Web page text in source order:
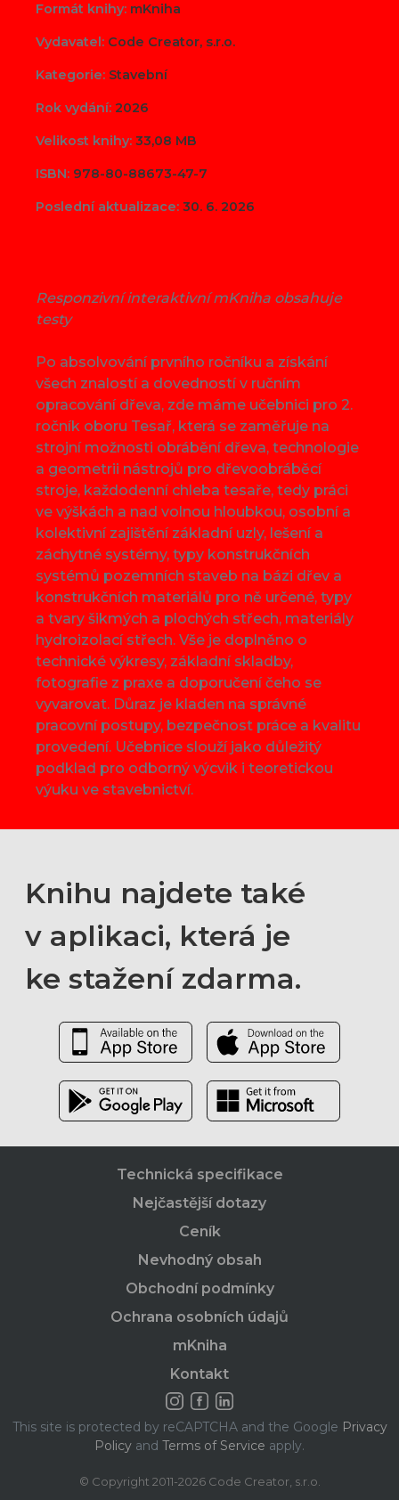
Formát knihy: mKniha
Vydavatel: Code Creator, s.r.o.
Kategorie: Stavební
Rok vydání: 2026
Velikost knihy: 33,08 MB
ISBN: 978-80-88673-47-7
Poslední aktualizace: 30. 6. 2026
Responzivní interaktivní mKniha obsahuje
testy
Po absolvování prvního ročníku a získání
všech znalostí a dovedností v ručním
opracování dřeva, zde máme učebnici pro 2.
ročník oboru Tesař, která se zaměřuje na
strojní možnosti obrábění dřeva, technologie
a geometrii nástrojů pro dřevoobráběcí
stroje, každodenní chleba tesaře, tedy práci
ve výškách a nad volnou hloubkou, osobní a
kolektivní zajištění základní uzly, lešení a
záchytné systémy, typy konstrukčních
systémů pozemních staveb na bázi dřev a
konstrukčních materiálů pro ně určené, typy
a tvary šikmých a plochých střech, materiály
hydroizolací střech. Vše je doplněno o
technické výkresy, základní skladby,
fotografie z praxe a doporučení čeho se
vyvarovat. Důraz je kladen na správné
pracovní postupy, bezpečnost práce a kvalitu
provedení. Učebnice slouží jako důležitý
podklad pro odborný výcvik i teoretickou
výuku ve stavebnictví.
Knihu najdete také
v aplikaci, která je
ke stažení zdarma.
Technická specifikace
Nejčastější dotazy
Ceník
Nevhodný obsah
Obchodní podmínky
Ochrana osobních údajů
mKniha
Kontakt
This site is protected by reCAPTCHA and the Google Privacy
Policy and Terms of Service apply.
© Copyright 2011-2026 Code Creator, s.r.o.